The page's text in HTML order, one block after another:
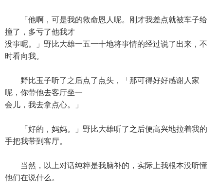
「他啊，可是我的救命恩人呢。刚才我差点就被车子给
撞了，多亏了他我才
没事呢。」野比大雄一五一十地将事情的经过说了出来，不
时看向我。
野比玉子听了之后点了点头，「那可得好好感谢人家
呢，你带他去客厅坐一
会儿，我去拿点心。」
「好的，妈妈。」野比大雄听了之后便高兴地拉着我的
手把我带到客厅。
当然，以上对话纯粹是我脑补的，实际上我根本没听懂
他们在说什么。